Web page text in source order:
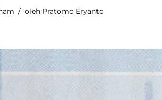
oleh Pratomo Eryanto